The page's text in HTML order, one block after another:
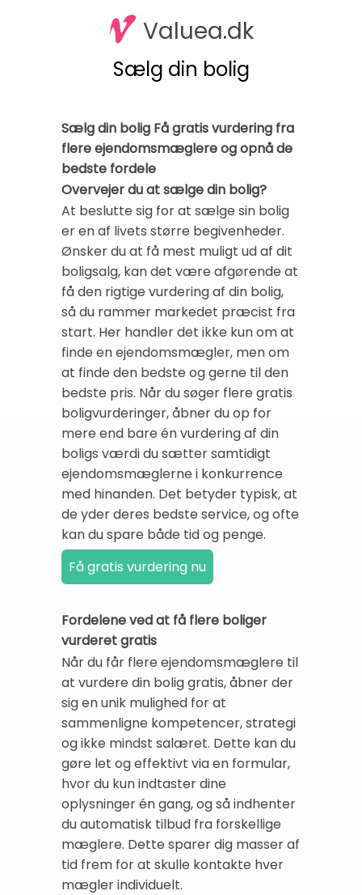
Valuea.dk
Sælg din bolig
Sælg din bolig Få gratis vurdering fra
flere ejendomsmæglere og opnå de
bedste fordele
Overvejer du at sælge din bolig?
At beslutte sig for at sælge sin bolig
er en af livets større begivenheder.
Ønsker du at få mest muligt ud af dit
boligsalg, kan det være afgørende at
få den rigtige vurdering af din bolig,
så du rammer markedet præcist fra
start. Her handler det ikke kun om at
finde en ejendomsmægler, men om
at finde den bedste og gerne til den
bedste pris. Når du søger flere gratis
boligvurderinger, åbner du op for
mere end bare én vurdering af din
boligs værdi du sætter samtidigt
ejendomsmæglerne i konkurrence
med hinanden. Det betyder typisk, at
de yder deres bedste service, og ofte
kan du spare både tid og penge.
Fordelene ved at få flere boliger
vurderet gratis
Når du får flere ejendomsmæglere til
at vurdere din bolig gratis, åbner der
sig en unik mulighed for at
sammenligne kompetencer, strategi
og ikke mindst salæret. Dette kan du
gøre let og effektivt via en formular,
hvor du kun indtaster dine
oplysninger én gang, og så indhenter
du automatisk tilbud fra forskellige
mæglere. Dette sparer dig masser af
tid frem for at skulle kontakte hver
mægler individuelt.